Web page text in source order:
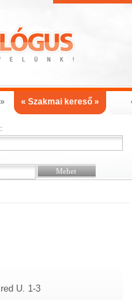
« Szakmai kereső »
U. 1-3